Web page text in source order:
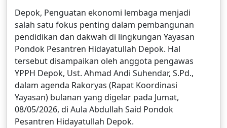
Depok, Penguatan ekonomi lembaga menjadi
salah satu fokus penting dalam pembangunan
pendidikan dan dakwah di lingkungan Yayasan
Pondok Pesantren Hidayatullah Depok. Hal
tersebut disampaikan oleh anggota pengawas
YPPH Depok, Ust. Ahmad Andi Suhendar, S.Pd.,
dalam agenda Rakoryas (Rapat Koordinasi
Yayasan) bulanan yang digelar pada Jumat,
08/05/2026, di Aula Abdullah Said Pondok
Pesantren Hidayatullah Depok.